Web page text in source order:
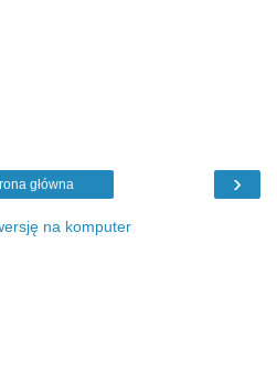
›
główna
na komputer